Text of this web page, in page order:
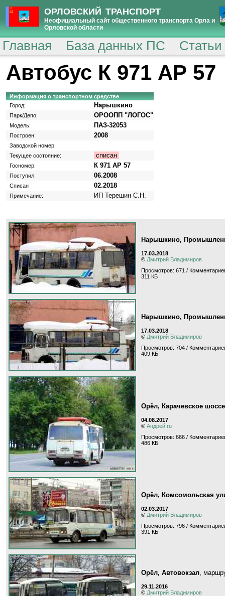
ОРЛОВСКИЙ ТРАНСПОРТ
Неофициальный сайт общественного транспорта Орла и
Орловской области
Главная База данных ПС
Автобус К 971 АР 57
Информация о транспортном средстве
Город:
Нарышкино
Парк/Депо: ОРООПП "ЛОГОС"
Модель: ПАЗ-32053
Построен: 2008
Заводской номер:
Текущее состояние:
списан
Госномер: К 971 АР 57
Поступил: 06.2008
Списан 02.2018
Примечание: ИП Терешин С.Н.
Нарышкино,
17.03.2018
© Дмитрий Владимиров
Просмотров: 671 /
311 КБ
Нарышкино,
17.03.2018
© Дмитрий Владимиров
Просмотров: 704 /
409 КБ
Орёл, Карачевское шоссе
04.08.2017
© Андрей.ru
Просмотров: 666 /
486 КБ
Орёл, Комсомольская
02.03.2017
© Дмитрий Владимиров
Просмотров: 796 /
391 КБ
Орёл, Автовокзал,
29.11.2016
© Дмитрий Владимиров